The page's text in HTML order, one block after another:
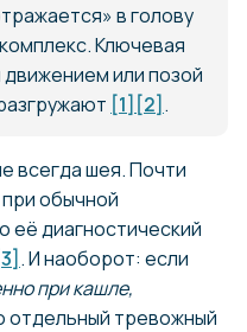
в голову
Ключевая
или позой
[1][2].
всегда шея. Почти
обычной
её диагностический
. И наоборот: если
при кашле,
отдельный тревожный